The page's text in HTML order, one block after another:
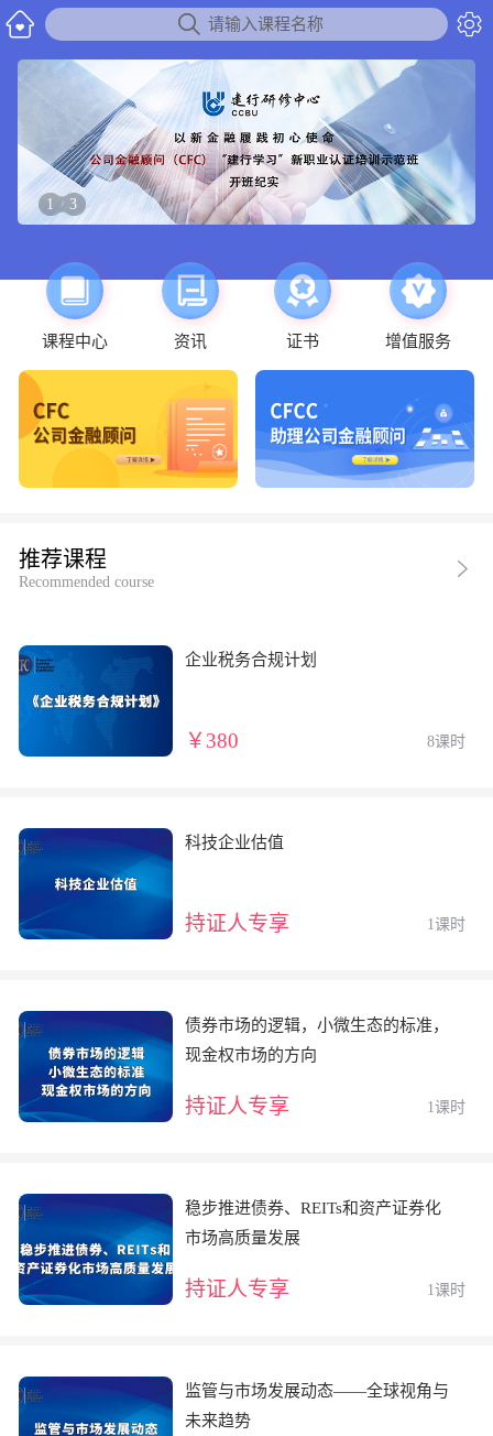
 请输入课程名称 
1 / 3
课程中心 资讯 证书 增值服务
推荐课程
Recommended course
企业税务合规计划
￥380 8课时
科技企业估值
持证人专享 1课时
债券市场的逻辑，小微生态的标准，
现金权市场的方向
持证人专享 1课时
稳步推进债券、REITs和资产证券化
市场高质量发展
持证人专享 1课时
监管与市场发展动态——全球视角与
未来趋势